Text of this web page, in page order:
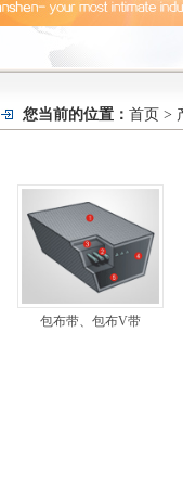
您当前的位置： 首页 >
包布带、包布V带